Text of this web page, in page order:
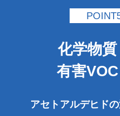
化学物
有害
アセトアルデヒド